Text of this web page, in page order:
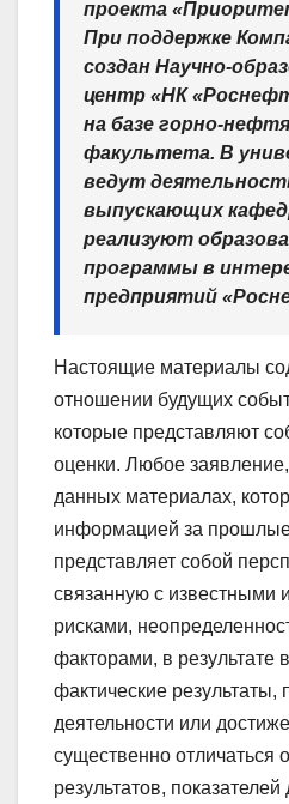
проекта
При поддержке
создан Научно-
центр «НК
на базе горно-
факультета. В
ведут
выпускающих
реализуют
программы в
предприятий
Настоящие материалы
отношении будущих
которые представляют
оценки. Любое
данных материалах,
информацией за
представляет собой
связанную с известными
рисками,
факторами, в результате
фактические результаты,
деятельности или
существенно отличаться
результатов,